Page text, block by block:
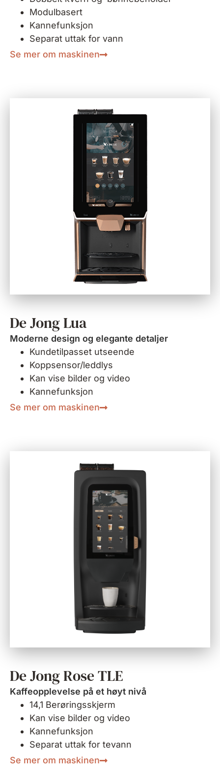
Modulbasert
Kannefunksjon
Separat uttak for vann
Se mer om maskinen
De Jong Lua
Moderne design og elegante detaljer
Kundetilpasset utseende
Koppsensor/leddlys
Kan vise bilder og video
Kannefunksjon
Se mer om maskinen
De Jong Rose TLE
Kaffeopplevelse på et høyt nivå
14,1 Berøringsskjerm
Kan vise bilder og video
Kannefunksjon
Separat uttak for tevann
Se mer om maskinen